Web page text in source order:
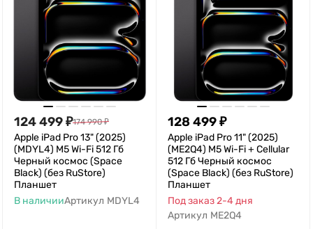
124 499₽174 990 ₽
Apple iPad Pro 13" (2025)
(MDYL4) M5 Wi-Fi 512 Гб
Черный космос (Space
Black) (без RuStore)
Планшет
В наличииАртикул MDYL4
128 499₽
Apple iPad Pro 11" (2025)
(ME2Q4) M5 Wi-Fi + Cellular
512 Гб Черный космос
(Space Black) (без RuStore)
Планшет
Под заказ 2-4 дня
Артикул ME2Q4